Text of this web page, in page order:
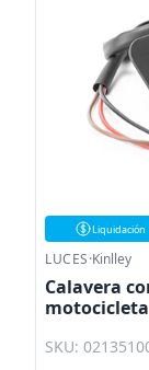
Liquidación
LUCES·Kinlley
Calavera
SKU: